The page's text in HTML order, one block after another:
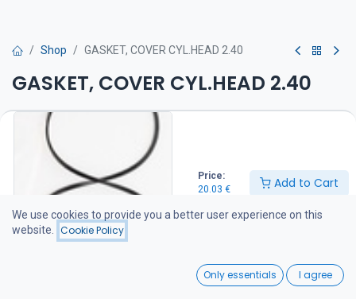
Price:
20.03 € Add to Cart
Wishlist
Shop GASKET, COVER CYL.HEAD 2.40
GASKET, COVER CYL.HEAD 2.40
Venttiilivälykset on tarkistettava huolto-ohjeen mukaan
€
Add to Cart
Add to wishlist
We use cookies to provide you a better user experience on this
website.
Cookie Policy
Only essentials I agree